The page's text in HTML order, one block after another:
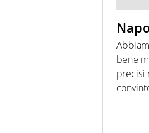
bene
precisi